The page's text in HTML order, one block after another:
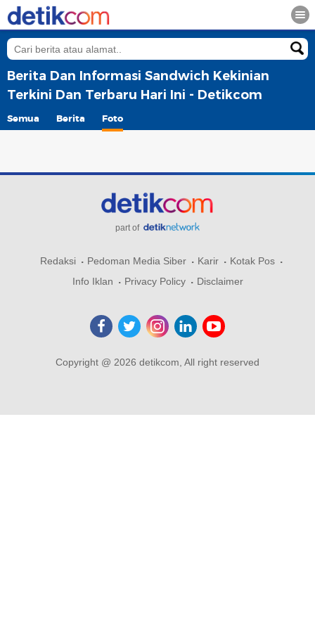
Berita Dan Informasi Sandwich Kekinian
Terkini Dan Terbaru Hari Ini - Detikcom
Semua Berita Foto
part of
Redaksi Pedoman Media Siber Karir
Kotak Pos
Info Iklan
Privacy Policy Disclaimer
Copyright @ 2026 detikcom, All right reserved